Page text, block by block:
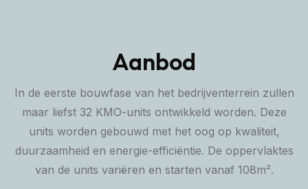
Aanbod
In de eerste bouwfase van het bedrijventerrein zullen
maar liefst 32 KMO-units ontwikkeld worden. Deze
units worden gebouwd met het oog op kwaliteit,
duurzaamheid en energie-efficiëntie. De oppervlaktes
van de units variëren en starten vanaf 108m².